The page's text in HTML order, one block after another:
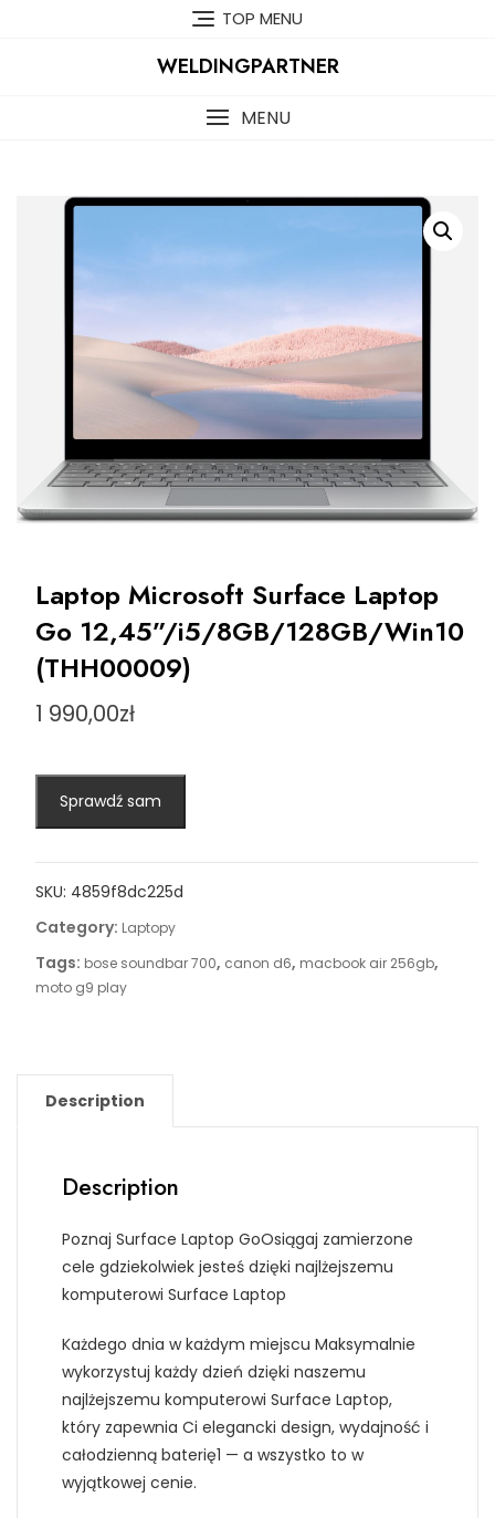
TOP MENU
WELDINGPARTNER
MENU
Laptop Microsoft Surface Laptop
Go 12,45”/i5/8GB/128GB/Win10
(THH00009)
1 990,00zł
Sprawdź sam
SKU: 4859f8dc225d
Category: Laptopy
Tags: bose soundbar 700, canon d6, macbook air 256gb,
moto g9 play
Description
Description
Poznaj Surface Laptop GoOsiągaj zamierzone
cele gdziekolwiek jesteś dzięki najlżejszemu
komputerowi Surface Laptop
Każdego dnia w każdym miejscu Maksymalnie
wykorzystuj każdy dzień dzięki naszemu
najlżejszemu komputerowi Surface Laptop,
który zapewnia Ci elegancki design, wydajność i
całodzienną baterię1 — a wszystko to w
wyjątkowej cenie.